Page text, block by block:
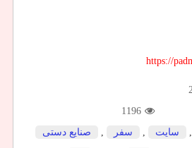
https://
1196
, سایت , سفر , صنایع دستی